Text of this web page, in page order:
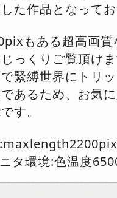
た作品となってお
もある超高画
っくりご覧頂けま
緊縛世界にトリ
あるため、お気
す。
タ環境:色温度